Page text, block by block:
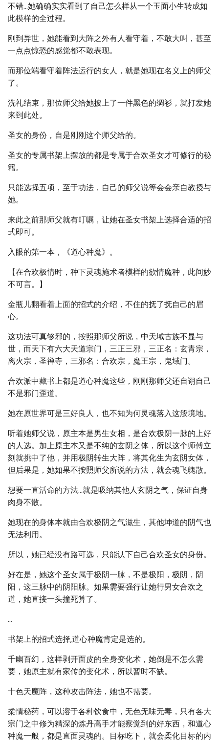
不错...她确确实实看到了自己怎么样从一个玉面小生转成如
此模样的全过程。
刚到异世，她能看到大阵之外有人看守着，不敢大叫，甚至
一点点惊恐的感觉都不敢表现。
而那位端看守着阵法运行的女人，就是她现在名义上的师父
了。
洗礼结束，那位师父给她披上了一件黑色的绸衫，就打发她
来到此处。
圣女的身份，自是刚刚这个师父给的。
圣女的专属书架上摆放的都是专属于合欢圣女才可修行的秘
籍。
只能选择五项，至于功法，自己的师父说等会会亲自教授与
她。
来此之前那师父就有叮嘱，让她在圣女书架上选择合适的招
式即可。
入眼的第一本，《道心种魔》。
【在合欢极情时，种下灵魂施术者模样的欲情魔种，此间妙
不可言。】
金瓶儿翻看着上面的招式的介绍，不住的抚了抚自己的眉
心。
这功法可真够邪的，按照那师父所说，中天域古族不显与
世，而天下有六大天道宗门，三正三邪，三正名：玄青宗，
离火宗，圣禅寺，三邪名：合欢宗，魔王宗，鬼域门。
合欢派中藏书上都是道心种魔这些，刚刚那师父还自诩自己
不是邪门歪道。
她在原世界可是三好良人，也不知为何灵魂落入这般境地。
听着她师父说，原主本是男生女相，是合欢极阴一脉的上好
的人选。加上原主本又是不纯的玄阴之体，所以这个师傅立
刻就挑中了他，并用极阴转生大阵，将其化生为玄阴女体，
但后果是，她如果不按照师父所说的方法，就会魂飞魄散。
想要一直活命的方法...就是吸纳其他人玄阴之气，保证自身
肉身不散。
她现在的身体本就由合欢极阴之气滋生，其他坤道的阴气也
无法利用。
所以，她已经没有路可选，只能认下自己合欢圣女的身份。
好在是，她这个圣女属于极阴一脉，不是极阳，极阴，阴
阳，这三脉中的阴阳脉。如果需要强行让她行男女合欢之
道，她直接一头撞死算了。
...
书架上的招式选择,道心种魔肯定是选的。
千幽百幻，这样剥开面皮的全身变化术，她倒是不怎么需
要，她原主就有家传的变化术，所以暂时不缺。
十色天魔阵，这种攻击阵法，她也不需要。
柔情秘药，可以溶于各种饮食中，无色无味无毒，只有各大
宗门之中修为精深的炼丹高手才能察觉到的好东西，和道心
种魔一般，都是直面灵魂的。目标吃下，就会柔化目标的内